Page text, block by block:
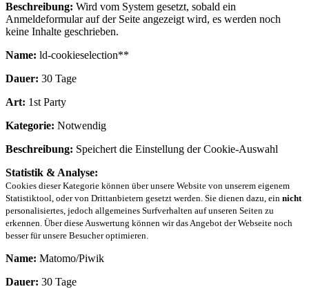
Beschreibung: Wird vom System gesetzt, sobald ein
Anmeldeformular auf der Seite angezeigt wird, es werden noch
keine Inhalte geschrieben.
Name: ld-cookieselection**
Dauer: 30 Tage
Art: 1st Party
Kategorie: Notwendig
Beschreibung: Speichert die Einstellung der Cookie-Auswahl
Statistik & Analyse:
Cookies dieser Kategorie können über unsere Website von unserem eigenem
Statistiktool, oder von Drittanbietern gesetzt werden. Sie dienen dazu, ein nicht
personalisiertes, jedoch allgemeines Surfverhalten auf unseren Seiten zu
erkennen. Über diese Auswertung können wir das Angebot der Webseite noch
besser für unsere Besucher optimieren.
Name: Matomo/Piwik
Dauer: 30 Tage